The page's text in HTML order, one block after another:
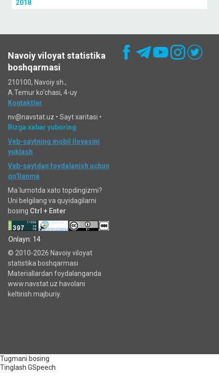
2018
Navoiy viloyat statistika
boshqarmasi
210100, Navoiy sh.,
A.Temur ko‘chаsi, 4-uy
Kontaktlar
nv@navstat.uz • Sayt xaritasi •
Bizga xabar yuboring
Veb-saytning mobil ilovasini
yuklash
Veb-saytdan foydalanish uchun
qo'llanma
Ma`lumotda xato topdingizmi?
Uni belgilang va quyidagilarni
bosing Ctrl + Enter
Onlayn: 14
© 2010-2026 Navoiy viloyat
statistika boshqarmasi
Materiallardan foydalanganda
www.navstat.uz havolani
keltirish majburiy.
Tugmani bosing
Tinglash GSpeech